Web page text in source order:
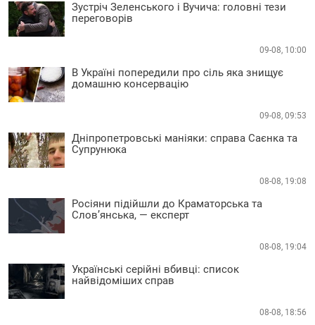
Зустріч Зеленського і Вучича: головні тези
переговорів
09-08, 10:00
В Україні попередили про сіль яка знищує
домашню консервацію
09-08, 09:53
Дніпропетровські маніяки: справа Саєнка та
Супрунюка
08-08, 19:08
Росіяни підійшли до Краматорська та
Слов’янська, — експерт
08-08, 19:04
Українські серійні вбивці: список
найвідоміших справ
08-08, 18:56